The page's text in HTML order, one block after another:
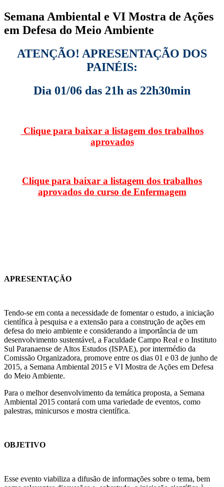
Semana Ambiental e VI Mostra de Ações
em Defesa do Meio Ambiente
ATENÇÃO! APRESENTAÇÃO DOS
PAINÉIS:
Dia 01/06 das 21h as 22h30min
Clique para baixar a listagem dos trabalhos
aprovados
Clique para baixar a listagem dos trabalhos
aprovados do curso de Enfermagem
APRESENTAÇÃO
Tendo-se em conta a necessidade de fomentar o estudo, a iniciação
científica à pesquisa e a extensão para a construção de ações em
defesa do meio ambiente e considerando a importância de um
desenvolvimento sustentável, a Faculdade Campo Real e o Instituto
Sul Paranaense de Altos Estudos (ISPAE), por intermédio da
Comissão Organizadora, promove entre os dias 01 e 03 de junho de
2015, a Semana Ambiental 2015 e VI Mostra de Ações em Defesa
do Meio Ambiente.
Para o melhor desenvolvimento da temática proposta, a Semana
Ambiental 2015 contará com uma variedade de eventos, como
palestras, minicursos e mostra científica.
OBJETIVO
Esse evento viabiliza a difusão de informações sobre o tema, bem